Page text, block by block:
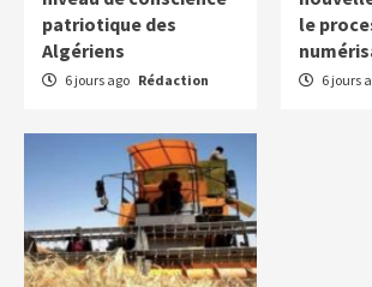
patriotique des
Algériens
6 jours ago Rédaction
le
6 jours